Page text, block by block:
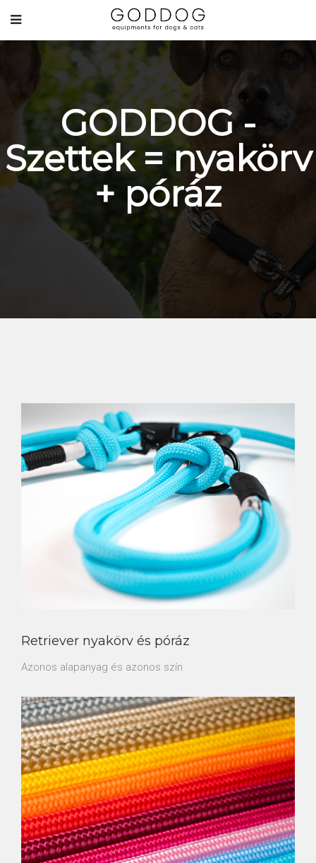
GODDOG -
Szettek = nyakörv
+ póráz
Retriever nyakörv és póráz
Azonos alapanyag és azonos szín